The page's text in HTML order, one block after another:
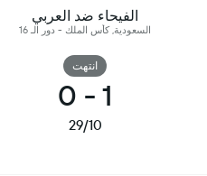
الفيحاء ضد العربي
السعودية, كأس الملك - دور الـ 16
انتهت
1
-
0
29/10